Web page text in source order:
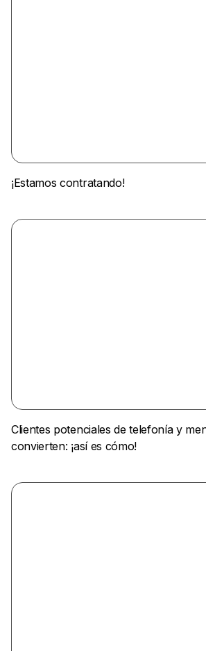
¡Estamos contratando!
Clientes potenciales de telefonía y
convierten: ¡así es cómo!